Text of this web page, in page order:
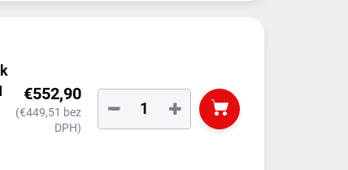
€552,90
(€449,51 bez
DPH)
+
−